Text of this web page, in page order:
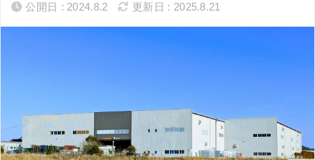
公開日 : 2024.8.2 更新日 : 2025.8.21